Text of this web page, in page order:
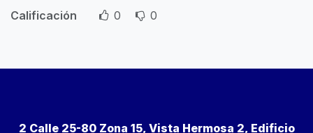
Calificación
0 0
2 Calle 25-80 Zona 15, Vista Hermosa 2, Edificio